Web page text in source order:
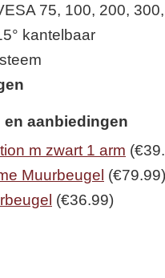
75, 100, 200,
kantelbaar
aanbiedingen
m zwart 1 arm
Muurbeugel (€79.99)
(€36.99)